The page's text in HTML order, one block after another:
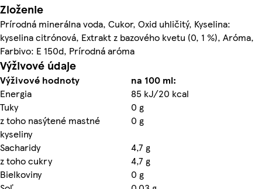
Zloženie
Prírodná minerálna voda, Cukor, Oxid uhličitý, Kyselina:
kyselina citrónová, Extrakt z bazového kvetu (0, 1 %), Aróma,
Farbivo: E 150d, Prírodná aróma
Výživové údaje
Výživové hodnoty
na 100 ml:
Energia
85 kJ/20 kcal
Tuky
0 g
z toho nasýtené mastné
kyseliny
0 g
Sacharidy
4,7 g
z toho cukry
4,7 g
Bielkoviny
0 g